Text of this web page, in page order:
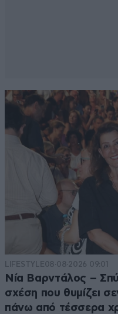
LIFESTYLE08·08·2026 09:01
Νία Βαρντάλος –
σχέση που θυμίζει
πάνω από τέσσερα